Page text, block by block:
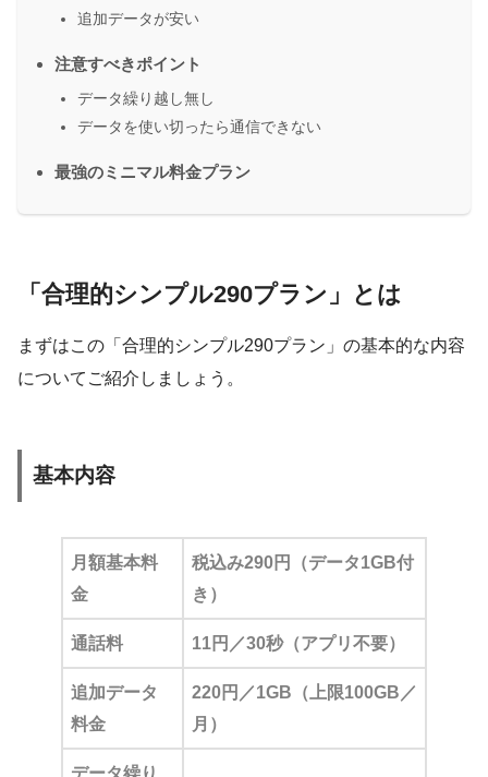
追加データが安い
注意すべきポイント
データ繰り越し無し
データを使い切ったら通信できない
最強のミニマル料金プラン
「合理的シンプル290プラン」とは
まずはこの「合理的シンプル290プラン」の基本的な内容
についてご紹介しましょう。
基本内容
月額基本料
金
税込み290円（データ1GB付
き）
通話料 11円／30秒（アプリ不要）
追加データ
料金
220円／1GB（上限100GB／
月）
データ繰り